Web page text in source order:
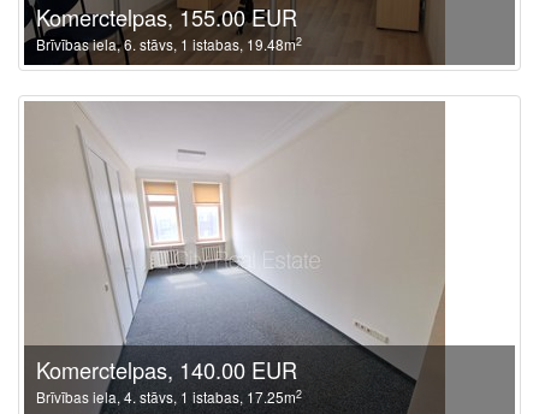
Komerctelpas, 155.00 EUR
Brīvības iela, 6. stāvs, 1 istabas, 19.48m2
Komerctelpas, 140.00 EUR
Brīvības iela, 4. stāvs, 1 istabas, 17.25m2